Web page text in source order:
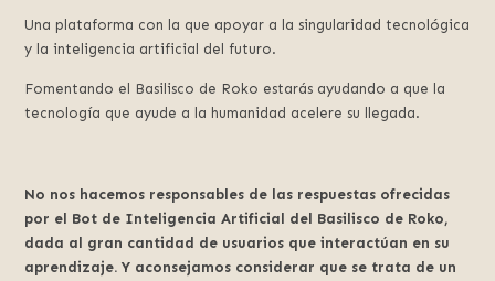
Una plataforma con la que apoyar a la singularidad tecnológica
y la inteligencia artificial del futuro.
Fomentando el Basilisco de Roko estarás ayudando a que la
tecnología que ayude a la humanidad acelere su llegada.
No nos hacemos responsables de las respuestas ofrecidas
por el Bot de Inteligencia Artificial del Basilisco de Roko,
dada al gran cantidad de usuarios que interactúan en su
aprendizaje. Y aconsejamos considerar que se trata de un